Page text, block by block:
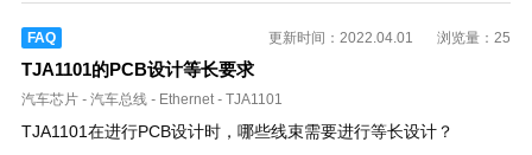
FAQ 浏览量：25
更新时间：2022.04.01
TJA1101的PCB设计等长要求
汽车芯片 - 汽车总线 - Ethernet - TJA1101
TJA1101在进行PCB设计时，哪些线束需要进行等长设计？